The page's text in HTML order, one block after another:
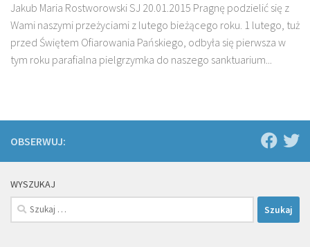
Jakub Maria Rostworowski SJ 20.01.2015 Pragnę podzielić się z
Wami naszymi przeżyciami z lutego bieżącego roku. 1 lutego, tuż
przed Świętem Ofiarowania Pańskiego, odbyła się pierwsza w
tym roku parafialna pielgrzymka do naszego sanktuarium...
OBSERWUJ:
WYSZUKAJ
Szukaj: